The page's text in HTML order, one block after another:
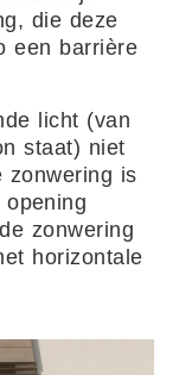
die deze
een barrière
licht (van
staat) niet
zonwering is
zonwering
horizontale